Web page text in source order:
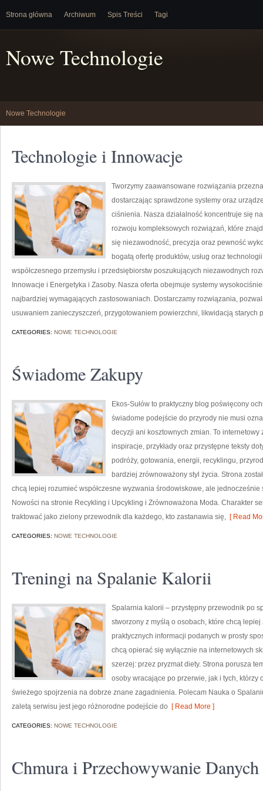
Strona główna Archiwum Spis Treści Tagi
Nowe Technologie
Nowe Technologie
Technologie i Innowacje
Tworzymy zaawansowane rozwiązania
dostarczając sprawdzone systemy oraz
ciśnienia. Nasza działalność koncentruje się
rozwoju kompleksowych rozwiązań, które
się niezawodność, precyzja oraz pewność
bogatą ofertę produktów, usług oraz
współczesnego przemysłu i przedsiębiorstw poszukujących niezawodnych
Innowacje i Energetyka i Zasoby. Nasza oferta obejmuje systemy
najbardziej wymagających zastosowaniach. Dostarczamy rozwiązania,
usuwaniem zanieczyszczeń, przygotowaniem powierzchni, likwidacją starych
CATEGORIES: NOWE TECHNOLOGIE
Świadome Zakupy
Ekos-Sułów to praktyczny blog poświęcony
świadome podejście do przyrody nie musi
decyzji ani kosztownych zmian. To
inspiracje, przykłady oraz przystępne teksty
podróży, gotowania, energii, recyklingu,
bardziej zrównoważony styl życia. Strona
chcą lepiej rozumieć współczesne wyzwania środowiskowe, ale
Nowości na stronie Recykling i Upcykling i Zrównoważona Moda. Charakter
traktować jako zielony przewodnik dla każdego, kto zastanawia się, [ Read
CATEGORIES: NOWE TECHNOLOGIE
Treningi na Spalanie Kalorii
Spalarnia kalorii – przystępny przewodnik po
stworzony z myślą o osobach, które chcą
praktycznych informacji podanych w prosty
chcą opierać się wyłącznie na internetowych
szerzej: przez pryzmat diety. Strona porusza
osoby wracające po przerwie, jak i tych,
świeżego spojrzenia na dobrze znane zagadnienia. Polecam Nauka o
zaletą serwisu jest jego różnorodne podejście do [ Read More ]
CATEGORIES: NOWE TECHNOLOGIE
Chmura i Przechowywanie Danych